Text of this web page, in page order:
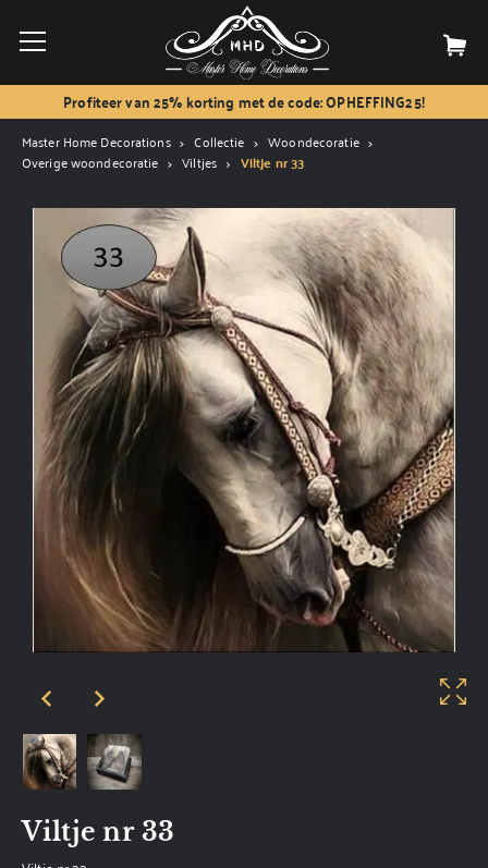
Profiteer van 25% korting met de code: OPHEFFING25!
Master Home Decorations Collectie
Woondecoratie
Overige woondecoratie
Viltjes Viltje nr 33
Viltje nr 33